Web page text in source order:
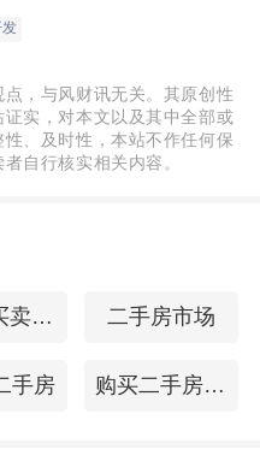
的优惠政策，引起
产商蜂拥而至，盖
校、医院等周围设
一个办法，但是房
，与风财讯无关。其原创性
实，对本文以及其中全部或
、及时性，本站不作任何保
自行核实相关内容。
二手房买卖定金合同 二手房市场
手房 购买二手房贷款流程